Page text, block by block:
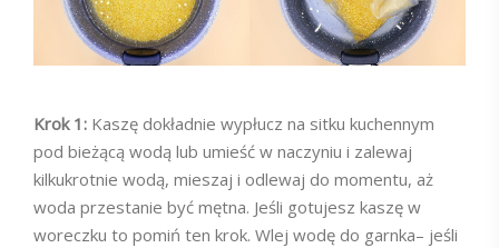
Krok 1: Kaszę dokładnie wypłucz na sitku kuchennym
pod bieżącą wodą lub umieść w naczyniu i zalewaj
kilkukrotnie wodą, mieszaj i odlewaj do momentu, aż
woda przestanie być mętna. Jeśli gotujesz kaszę w
woreczku to pomiń ten krok. Wlej wodę do garnka– jeśli